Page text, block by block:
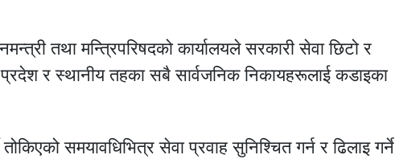
तथा मन्त्रिपरिषदको कार्यालयले सरकारी सेवा छिटो र
र स्थानीय तहका सबै सार्वजनिक निकायहरूलाई कडाइका
तोकिएको समयावधिभित्र सेवा प्रवाह सुनिश्चित गर्न र ढिलाइ गर्ने